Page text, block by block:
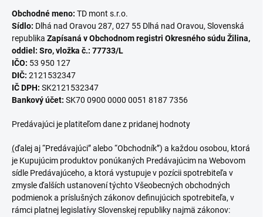
Obchodné meno: TD mont s.r.o.
Sídlo: Dlhá nad Oravou 287, 027 55 Dlhá nad Oravou, Slovenská
republika Zapísaná v Obchodnom registri Okresného súdu Žilina,
oddiel: Sro, vložka č.: 77733/L
IČO: 53 950 127
DIČ: 2121532347
IČ DPH: SK2121532347
Bankový účet: SK70 0900 0000 0051 8187 7356
Predávajúci je platiteľom dane z pridanej hodnoty
(ďalej aj “Predávajúci” alebo “Obchodník”) a každou osobou, ktorá
je Kupujúcim produktov ponúkaných Predávajúcim na Webovom
sídle Predávajúceho, a ktorá vystupuje v pozícii spotrebiteľa v
zmysle ďalších ustanovení týchto Všeobecných obchodných
podmienok a príslušných zákonov definujúcich spotrebiteľa, v
rámci platnej legislatívy Slovenskej republiky najmä zákonov: